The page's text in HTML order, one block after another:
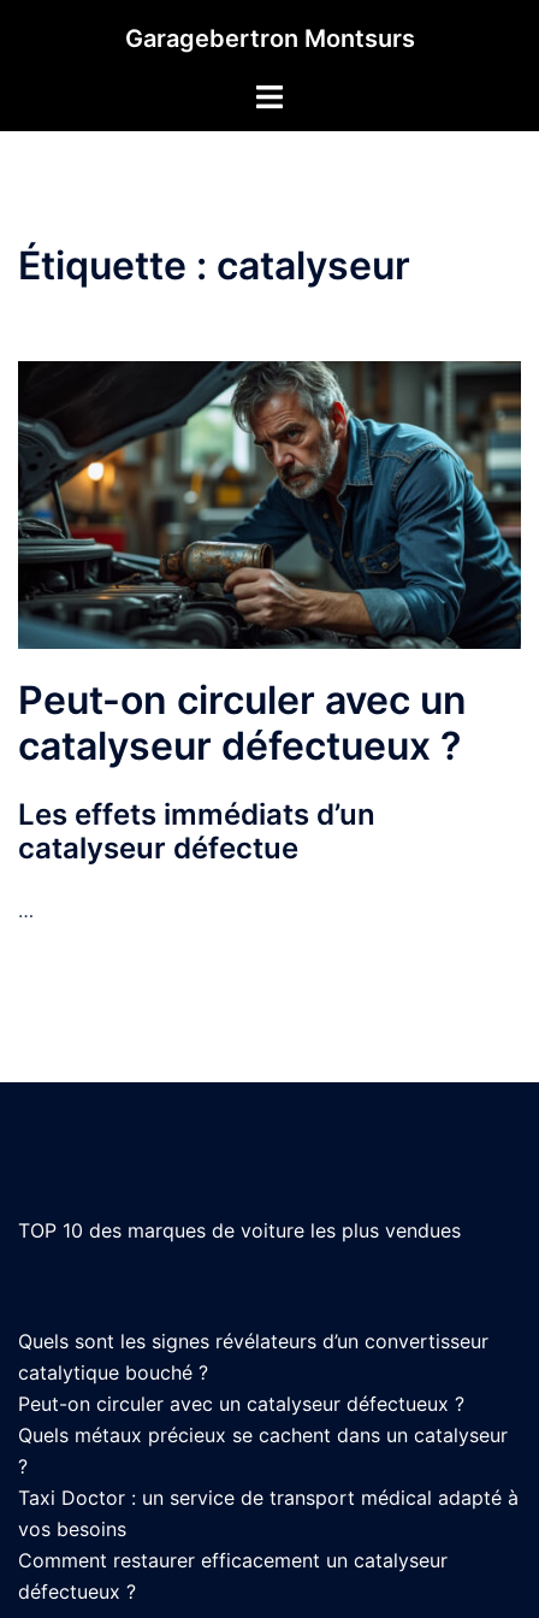
Garagebertron Montsurs
Étiquette : catalyseur
Peut-on circuler avec un
catalyseur défectueux ?
Les effets immédiats d’un
catalyseur défectue
…
TOP 10 des marques de voiture les plus vendues
Quels sont les signes révélateurs d’un convertisseur
catalytique bouché ?
Peut-on circuler avec un catalyseur défectueux ?
Quels métaux précieux se cachent dans un catalyseur
?
Taxi Doctor : un service de transport médical adapté à
vos besoins
Comment restaurer efficacement un catalyseur
défectueux ?